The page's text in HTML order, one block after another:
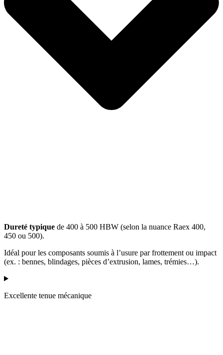
Dureté typique de 400 à 500 HBW (selon la nuance Raex 400,
450 ou 500).
Idéal pour les composants soumis à l’usure par frottement ou impact
(ex. : bennes, blindages, pièces d’extrusion, lames, trémies…).
Excellente tenue mécanique